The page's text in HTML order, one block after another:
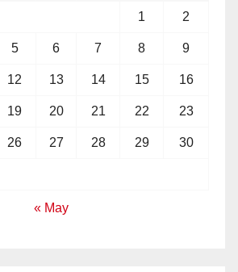
1 2
5 6 7 8 9
12 13 14 15 16
19 20 21 22 23
26 27 28 29 30
« May